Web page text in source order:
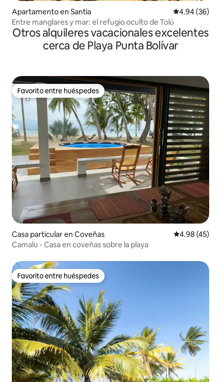
Apartamento en Santia Calificación
4.94 (36)
Entre manglares y mar: el refugio oculto de Tolú
Otros alquileres vacacionales excelentes
cerca de Playa Punta Bolívar
Favorito entre huéspedes
Favorito entre huéspedes
Casa particular en Coveñas Calificación
4.98 (45)
Camalu - Casa en coveñas sobre la playa
Favorito entre huéspedes
Favorito entre huéspedes